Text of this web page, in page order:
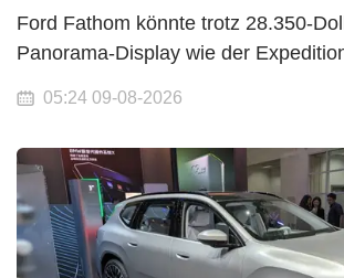
Ford Fathom könnte trotz 28.350-
Panorama-Display wie der
05:24 09-08-2026